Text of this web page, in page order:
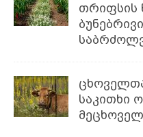
თრიფსის
საკითხი